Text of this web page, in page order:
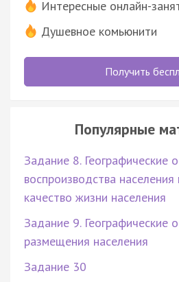
Интересные онлайн-
Душевное комьюнити
Получить
Популярные
Задание 8. Географические
воспроизводства населения
качество жизни населения
Задание 9. Географические
размещения населения
Задание 30